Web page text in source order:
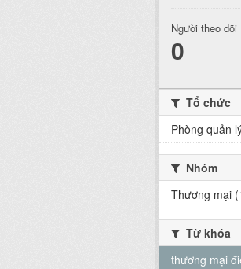
Người theo dõi
0
Tổ chức
Phòng quản
Nhóm
Thương mại
Từ khóa
thương mại